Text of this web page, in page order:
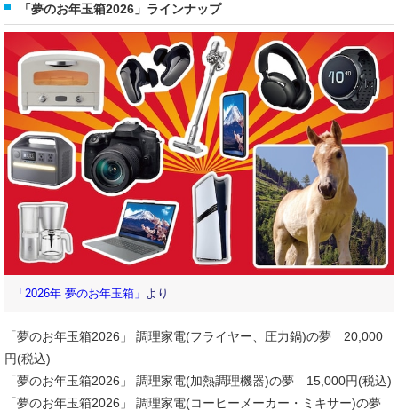
「夢のお年玉箱2026」ラインナップ
「2026年 夢のお年玉箱」 より
「夢のお年玉箱2026」 調理家電(フライヤー、圧力鍋)の夢 20,000
円(税込)
「夢のお年玉箱2026」 調理家電(加熱調理機器)の夢 15,000円(税込)
「夢のお年玉箱2026」 調理家電(コーヒーメーカー・ミキサー)の夢